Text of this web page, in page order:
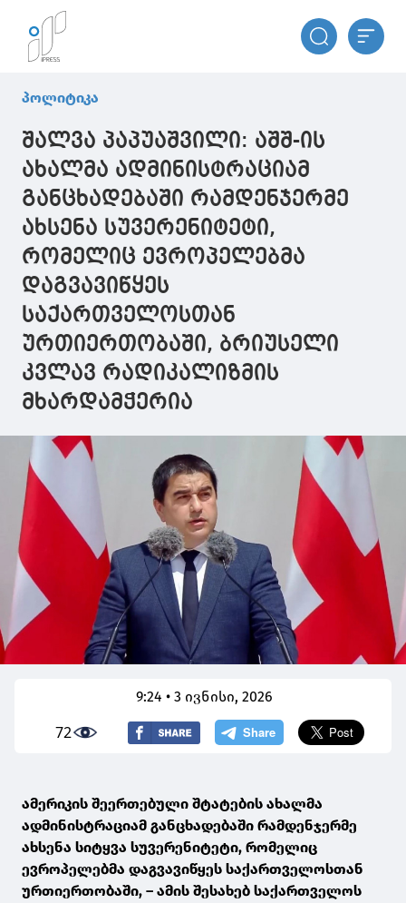
პოლიტიკა
შალვა პაპუაშვილი: აშშ-ის
ახალმა ადმინისტრაციამ
განცხადებაში რამდენჯერმე
ახსენა სუვერენიტეტი,
რომელიც ევროპელებმა
დაგვავიწყეს
საქართველოსთან
ურთიერთობაში, ბრიუსელი
კვლავ რადიკალიზმის
მხარდამჭერია
9:24 • 3 ივნისი, 2026
72
ამერიკის შეერთებული შტატების ახალმა
ადმინისტრაციამ განცხადებაში რამდენჯერმე
ახსენა სიტყვა სუვერენიტეტი, რომელიც
ევროპელებმა დაგვავიწყეს საქართველოსთან
ურთიერთობაში, – ამის შესახებ საქართველოს